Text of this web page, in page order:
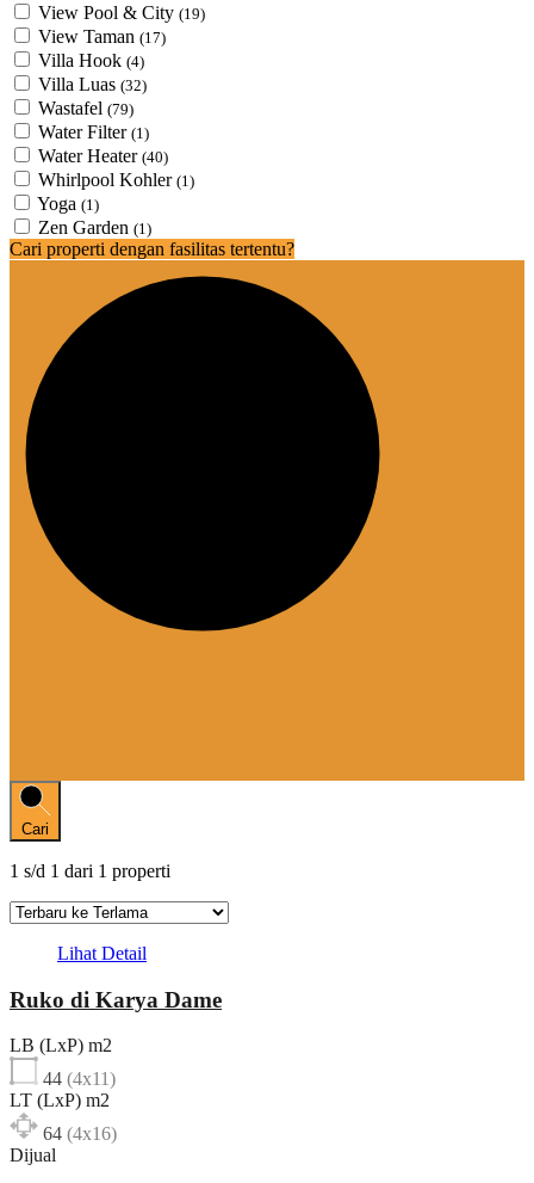
View Pool & City (19)
View Taman (17)
Villa Hook (4)
Villa Luas (32)
Wastafel (79)
Water Filter (1)
Water Heater (40)
Whirlpool Kohler (1)
Yoga (1)
Zen Garden (1)
Cari properti dengan fasilitas tertentu?
Cari
1 s/d 1 dari 1 properti
Lihat Detail
Ruko di Karya Dame
LB (LxP) m2
44 (4x11)
LT (LxP) m2
64 (4x16)
Dijual